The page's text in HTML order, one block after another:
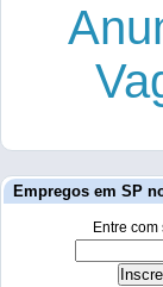
Empregos em SP
Entre